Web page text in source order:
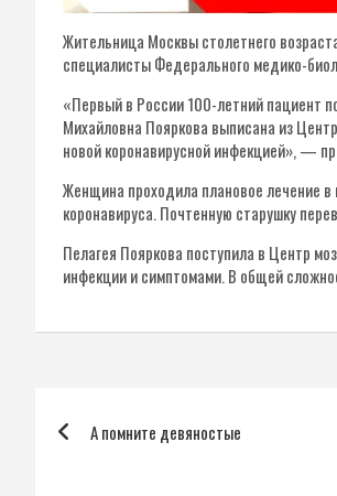
Жительница Москвы столетнего
специалисты Федерального медико-
«Первый в России 100-летний пациент
Михайловна Пояркова выписана из
новой коронавирусной инфекцией», —
Женщина проходила плановое лечение в
коронавируса. Почтенную старушку
Пелагея Пояркова поступила в Центр
инфекции и симптомами. В общей
Навигация
по
А помните девяностые